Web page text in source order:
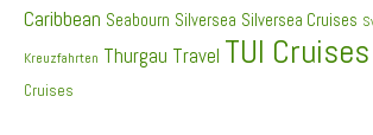
Caribbean Seabourn Silversea Silversea Cruises
Kreuzfahrten Thurgau Travel TUI Cruises
Cruises